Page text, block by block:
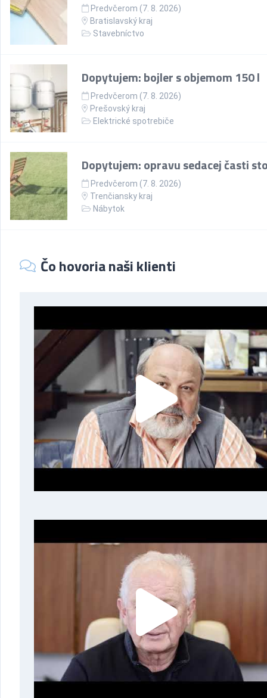
Predvčerom (7. 8. 2026)
Bratislavský kraj
Stavebníctvo
Dopytujem: bojler s objemom 150 l
Predvčerom (7. 8. 2026)
Prešovský kraj
Elektrické spotrebiče
Dopytujem: opravu sedacej časti
Predvčerom (7. 8. 2026)
Trenčiansky kraj
Nábytok
Čo hovoria naši klienti